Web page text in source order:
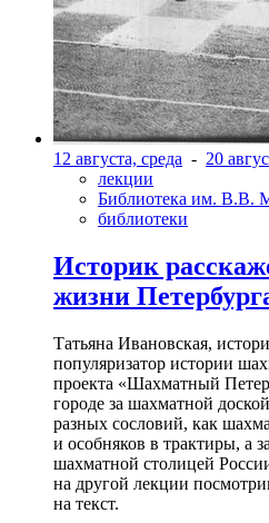
12 августа, среда - 20
лекции
Библиотека им. В.В.
библиотеки
Историк
жизни
Татьяна Ивановская,
популяризатор истории
проекта «Шахматный
городе за шахматной
разных сословий, как
и особняков в трактиры, а
шахматной столицей
на другой лекции
на текст.